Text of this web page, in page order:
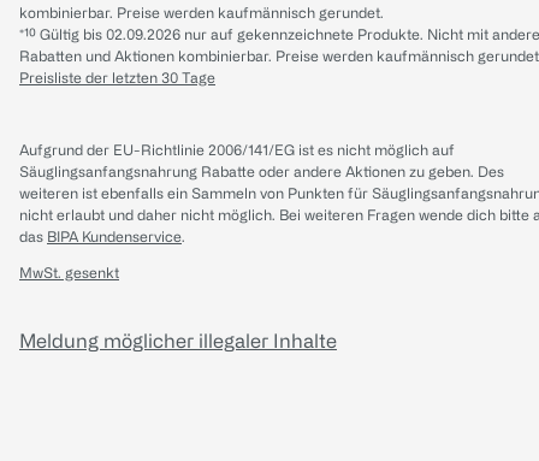
kombinierbar. Preise werden kaufmännisch gerundet.
*¹⁰ Gültig bis 02.09.2026 nur auf gekennzeichnete Produkte. Nicht mit
Rabatten und Aktionen kombinierbar. Preise werden kaufmännisch
Preisliste der letzten 30 Tage
Aufgrund der EU-Richtlinie 2006/141/EG ist es nicht möglich auf
Säuglingsanfangsnahrung Rabatte oder andere Aktionen zu geben. Des
weiteren ist ebenfalls ein Sammeln von Punkten für
nicht erlaubt und daher nicht möglich. Bei weiteren Fragen wende dich bitte
das BIPA Kundenservice.
MwSt. gesenkt
Meldung möglicher illegaler Inhalte